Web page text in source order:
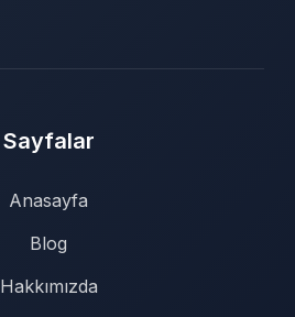
Sayfalar
Anasayfa
Blog
Hakkımızda